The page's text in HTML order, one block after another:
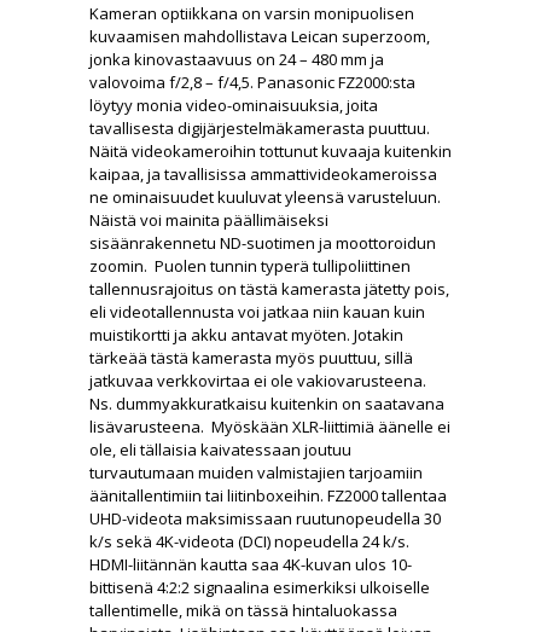
Kameran optiikkana on varsin monipuolisen
kuvaamisen mahdollistava Leican superzoom,
jonka kinovastaavuus on 24 – 480 mm ja
valovoima f/2,8 – f/4,5. Panasonic FZ2000:sta
löytyy monia video-ominaisuuksia, joita
tavallisesta digijärjestelmäkamerasta puuttuu.
Näitä videokameroihin tottunut kuvaaja kuitenkin
kaipaa, ja tavallisissa ammattivideokameroissa
ne ominaisuudet kuuluvat yleensä varusteluun.
Näistä voi mainita päällimäiseksi
sisäänrakennetu ND-suotimen ja moottoroidun
zoomin. Puolen tunnin typerä tullipoliittinen
tallennusrajoitus on tästä kamerasta jätetty pois,
eli videotallennusta voi jatkaa niin kauan kuin
muistikortti ja akku antavat myöten. Jotakin
tärkeää tästä kamerasta myös puuttuu, sillä
jatkuvaa verkkovirtaa ei ole vakiovarusteena.
Ns. dummyakkuratkaisu kuitenkin on saatavana
lisävarusteena. Myöskään XLR-liittimiä äänelle ei
ole, eli tällaisia kaivatessaan joutuu
turvautumaan muiden valmistajien tarjoamiin
äänitallentimiin tai liitinboxeihin. FZ2000 tallentaa
UHD-videota maksimissaan ruutunopeudella 30
k/s sekä 4K-videota (DCI) nopeudella 24 k/s.
HDMI-liitännän kautta saa 4K-kuvan ulos 10-
bittisenä 4:2:2 signaalina esimerkiksi ulkoiselle
tallentimelle, mikä on tässä hintaluokassa